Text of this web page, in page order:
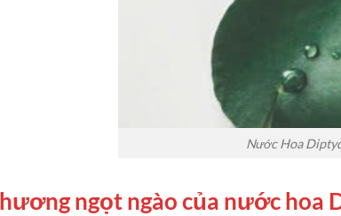
Nước Hoa
ngọt ngào của nước hoa